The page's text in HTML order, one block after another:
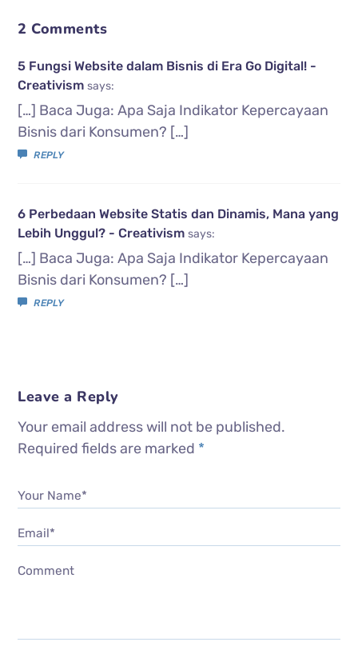
2 Comments
5 Fungsi Website dalam Bisnis di Era Go Digital! -
Creativism says:
[…] Baca Juga: Apa Saja Indikator Kepercayaan
Bisnis dari Konsumen? […]
REPLY
6 Perbedaan Website Statis dan Dinamis, Mana yang
Lebih Unggul? - Creativism says:
[…] Baca Juga: Apa Saja Indikator Kepercayaan
Bisnis dari Konsumen? […]
REPLY
Leave a Reply
Your email address will not be published.
Required fields are marked *
Your Name*
Email*
Comment